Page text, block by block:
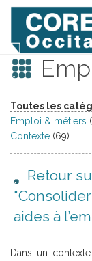
Toutes les
Emploi & métiers
Contexte (69)
Retour
aides à
Dans un